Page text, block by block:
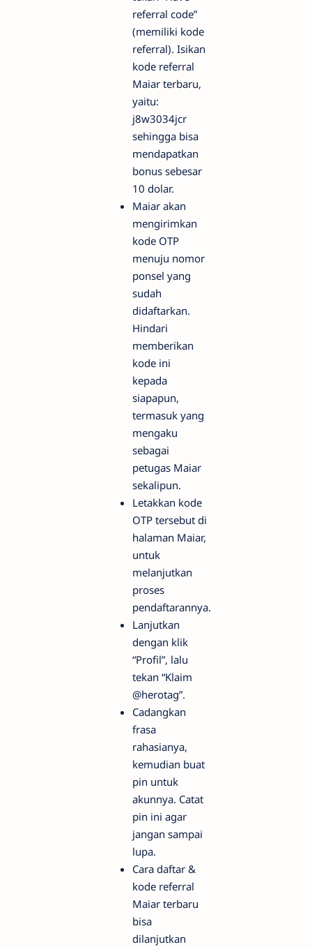
referral code”
(memiliki kode
referral). Isikan
kode referral
Maiar terbaru,
yaitu:
j8w3034jcr
sehingga bisa
mendapatkan
bonus sebesar
10 dolar.
Maiar akan
mengirimkan
kode OTP
menuju nomor
ponsel yang
sudah
didaftarkan.
Hindari
memberikan
kode ini
kepada
siapapun,
termasuk yang
mengaku
sebagai
petugas Maiar
sekalipun.
Letakkan kode
OTP tersebut di
halaman Maiar,
untuk
melanjutkan
proses
pendaftarannya.
Lanjutkan
dengan klik
“Profil”, lalu
tekan “Klaim
@herotag”.
Cadangkan
frasa
rahasianya,
kemudian buat
pin untuk
akunnya. Catat
pin ini agar
jangan sampai
lupa.
Cara daftar &
kode referral
Maiar terbaru
bisa
dilanjutkan